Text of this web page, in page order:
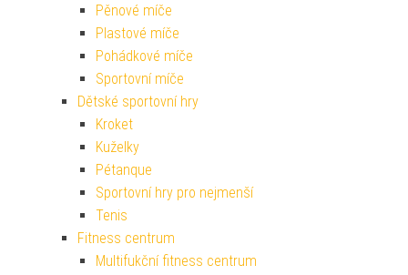
Pěnové míče
Plastové míče
Pohádkové míče
Sportovní míče
Dětské sportovní hry
Kroket
Kuželky
Pétanque
Sportovní hry pro nejmenší
Tenis
Fitness centrum
Multifukční fitness centrum